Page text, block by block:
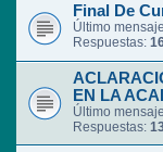
Final De
Último
Respuestas:
EN LA
Último
Respuestas: